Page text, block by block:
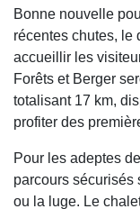
Bonne nouvelle
récentes chutes, le
accueillir les
Forêts et Berger
totalisant 17 km,
profiter des
Pour les adeptes
parcours sécurisés
ou la luge. Le